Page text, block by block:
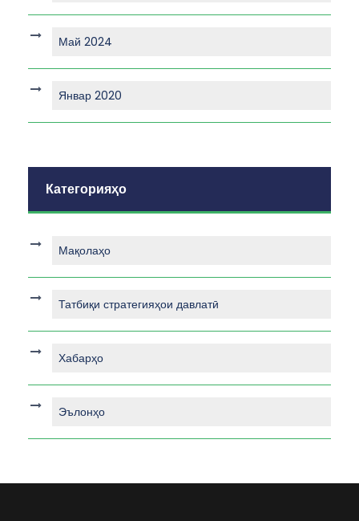
Май 2024
Январ 2020
Категорияҳо
Мақолаҳо
Татбиқи стратегияҳои давлатӣ
Хабарҳо
Эълонҳо